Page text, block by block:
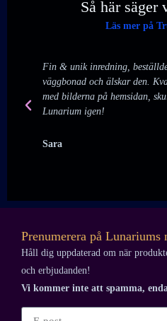
Så här säger
Läs mer på
Fin & unik inredning,
väggbonad och älskar den.
med bilderna på hemsidan,
Lunarium igen!
Sara
Prenumerera på Lunariums
Håll dig uppdaterad om när
och erbjudanden!
Vi kommer inte att spamma,